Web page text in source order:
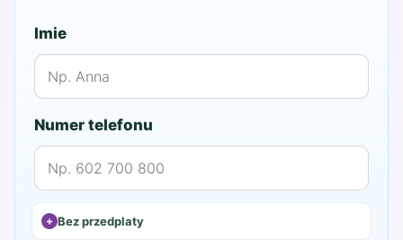
Imie
Numer telefonu
Bez przedplaty